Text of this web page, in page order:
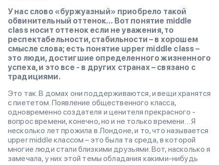
У нас слово «буржуазный» приобрело такой
обвинительный оттенок… Вот понятие middle
class носит оттенок если не уважения, то
респектабельности, стабильности – в хорошем
смысле слова; есть понятие upper middle class –
это люди, достигшие определенного жизненного
успеха, и это все - в других странах – связано с
традициями.
Это так. В домах они поддерживаются, и вещи хранятся
с пиететом. Появление общественного класса,
одновременно создателя и ценителя прекрасного -
вопрос времени, конечно, но и не только времени… Я
несколько лет прожила в Лондоне, и то, что называется
upper middle классом – это была та среда, в которой
многие люди стали близкими друзьями. Вот, насколько я
замечала, у них этой темы обладания какими-нибудь